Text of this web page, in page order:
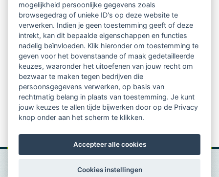
Vindbaar voor opdrachtgevers
Tijdschrift voor
Begeleidingskunde & kennisbank
Beroepsregistratie (LVSC keurmerk)
Lid worden van LVSC
mogelijkheid persoonlijke gegevens zoals
browsegedrag of unieke ID's op deze website te
verwerken. Indien je geen toestemming geeft of deze
intrekt, kan dit bepaalde eigenschappen en functies
nadelig beïnvloeden. Klik hieronder om toestemming te
geven voor het bovenstaande of maak gedetailleerde
keuzes, waaronder het uitoefenen van jouw recht om
bezwaar te maken tegen bedrijven die
persoonsgegevens verwerken, op basis van
rechtmatig belang in plaats van toestemming. Je kunt
jouw keuzes te allen tijde bijwerken door op de Privacy
knop onder aan het scherm te klikken.
Accepteer alle cookies
Cookies instellingen